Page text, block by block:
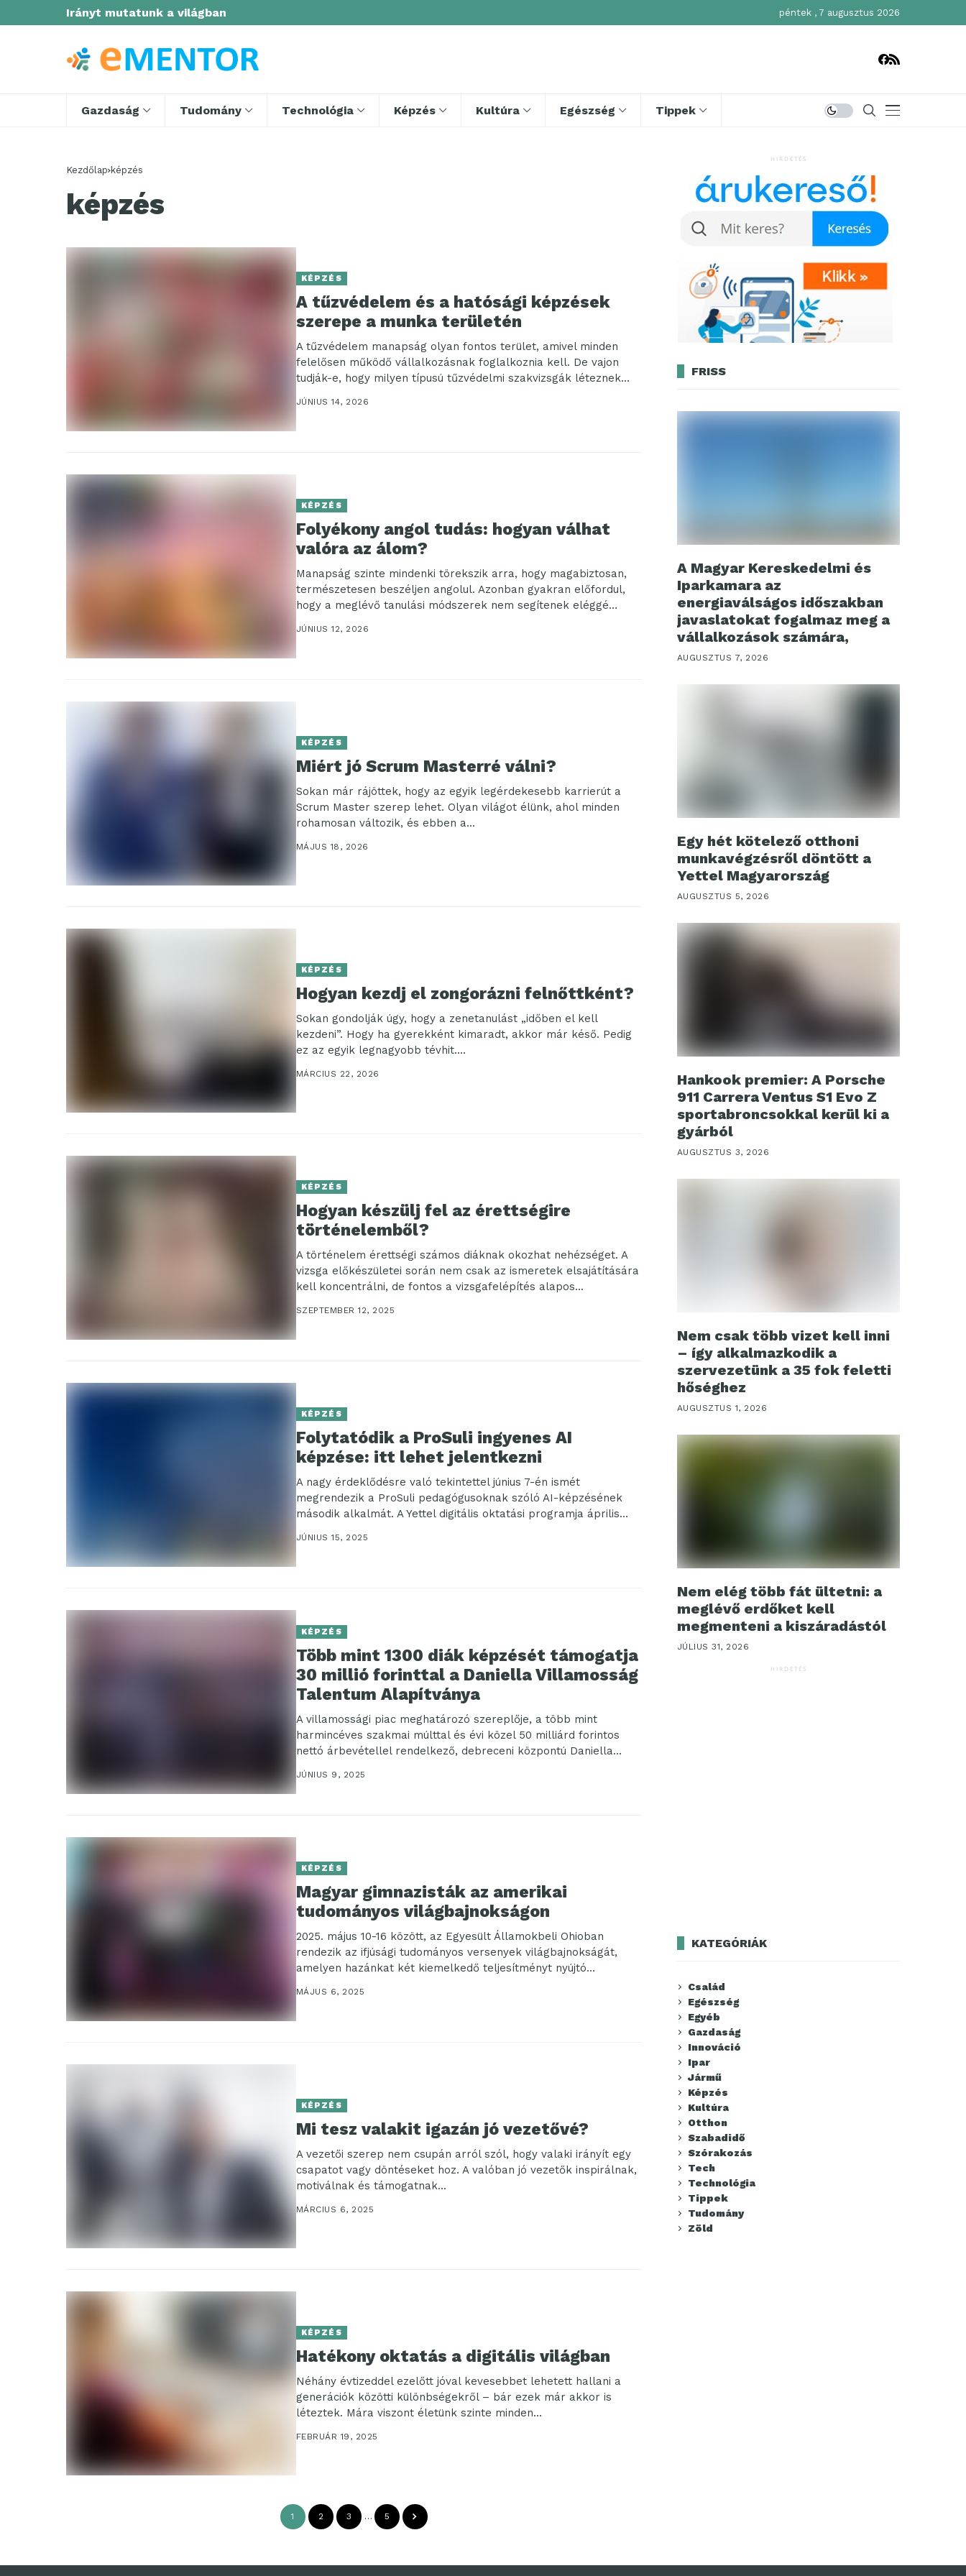
Irányt mutatunk a világban péntek , 7 augusztus 2026
Gazdaság Tudomány Technológia Képzés Kultúra Egészség Tippek
Kezdőlap képzés
képzés
KÉPZÉS
A tűzvédelem és a hatósági képzések
szerepe a munka területén
A tűzvédelem manapság olyan fontos terület, amivel minden
felelősen működő vállalkozásnak foglalkoznia kell. De vajon
tudják-e, hogy milyen típusú tűzvédelmi szakvizsgák léteznek
és...
JÚNIUS 14, 2026
KÉPZÉS
Folyékony angol tudás: hogyan válhat
valóra az álom?
Manapság szinte mindenki törekszik arra, hogy magabiztosan,
természetesen beszéljen angolul. Azonban gyakran előfordul,
hogy a meglévő tanulási módszerek nem segítenek eléggé
ebben az...
JÚNIUS 12, 2026
KÉPZÉS
Miért jó Scrum Masterré válni?
Sokan már rájöttek, hogy az egyik legérdekesebb karrierút a
Scrum Master szerep lehet. Olyan világot élünk, ahol minden
rohamosan változik, és ebben a...
MÁJUS 18, 2026
KÉPZÉS
Hogyan kezdj el zongorázni felnőttként?
Sokan gondolják úgy, hogy a zenetanulást „időben el kell
kezdeni”. Hogy ha gyerekként kimaradt, akkor már késő. Pedig
ez az egyik legnagyobb tévhit....
MÁRCIUS 22, 2026
KÉPZÉS
Hogyan készülj fel az érettségire
történelemből?
A történelem érettségi számos diáknak okozhat nehézséget. A
vizsga előkészületei során nem csak az ismeretek elsajátítására
kell koncentrálni, de fontos a vizsgafelépítés alapos...
SZEPTEMBER 12, 2025
KÉPZÉS
Folytatódik a ProSuli ingyenes AI
képzése: itt lehet jelentkezni
A nagy érdeklődésre való tekintettel június 7-én ismét
megrendezik a ProSuli pedagógusoknak szóló AI-képzésének
második alkalmát. A Yettel digitális oktatási programja április
elején...
JÚNIUS 15, 2025
KÉPZÉS
Több mint 1300 diák képzését támogatja
30 millió forinttal a Daniella Villamosság
Talentum Alapítványa
A villamossági piac meghatározó szereplője, a több mint
harmincéves szakmai múlttal és évi közel 50 milliárd forintos
nettó árbevétellel rendelkező, debreceni központú Daniella...
JÚNIUS 9, 2025
KÉPZÉS
Magyar gimnazisták az amerikai
tudományos világbajnokságon
2025. május 10-16 között, az Egyesült Államokbeli Ohioban
rendezik az ifjúsági tudományos versenyek világbajnokságát,
amelyen hazánkat két kiemelkedő teljesítményt nyújtó
gimnazista, Raposa Bálint...
MÁJUS 6, 2025
KÉPZÉS
Mi tesz valakit igazán jó vezetővé?
A vezetői szerep nem csupán arról szól, hogy valaki irányít egy
csapatot vagy döntéseket hoz. A valóban jó vezetők inspirálnak,
motiválnak és támogatnak...
MÁRCIUS 6, 2025
KÉPZÉS
Hatékony oktatás a digitális világban
Néhány évtizeddel ezelőtt jóval kevesebbet lehetett hallani a
generációk közötti különbségekről – bár ezek már akkor is
léteztek. Mára viszont életünk szinte minden...
FEBRUÁR 19, 2025
1 2 3 … 5
HIRDETÉS
FRISS
A Magyar Kereskedelmi és
Iparkamara az
energiaválságos időszakban
javaslatokat fogalmaz meg a
vállalkozások számára,
AUGUSZTUS 7, 2026
Egy hét kötelező otthoni
munkavégzésről döntött a
Yettel Magyarország
AUGUSZTUS 5, 2026
Hankook premier: A Porsche
911 Carrera Ventus S1 Evo Z
sportabroncsokkal kerül ki a
gyárból
AUGUSZTUS 3, 2026
Nem csak több vizet kell inni
– így alkalmazkodik a
szervezetünk a 35 fok feletti
hőséghez
AUGUSZTUS 1, 2026
Nem elég több fát ültetni: a
meglévő erdőket kell
megmenteni a kiszáradástól
JÚLIUS 31, 2026
HIRDETÉS
KATEGÓRIÁK
Család
Egészség
Egyéb
Gazdaság
Innováció
Ipar
Jármű
Képzés
Kultúra
Otthon
Szabadidő
Szórakozás
Tech
Technológia
Tippek
Tudomány
Zöld